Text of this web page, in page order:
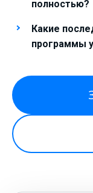
полностью?
Какие
программы